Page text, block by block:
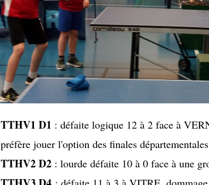
TTHV1 D1 : défaite logique 12 à 2 face à
préfère jouer l'option des finales
TTHV2 D2 : lourde défaite 10 à 0 face à une